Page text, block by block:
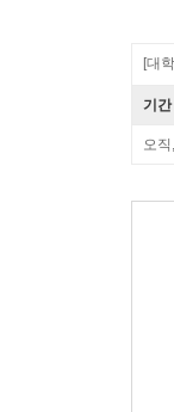
[대
기간
오